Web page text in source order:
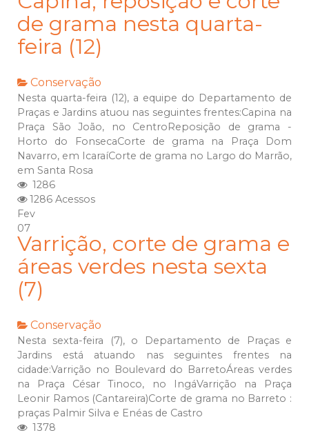
de grama nesta quarta-
feira (12)
Conservação
Nesta quarta-feira (12), a equipe do Departamento de
Praças e Jardins atuou nas seguintes frentes:Capina na
Praça São João, no CentroReposição de grama -
Horto do FonsecaCorte de grama na Praça Dom
Navarro, em IcaraíCorte de grama no Largo do Marrão,
em Santa Rosa
1286
1286 Acessos
Fev
07
Varrição, corte de grama e
áreas verdes nesta sexta
(7)
Conservação
Nesta sexta-feira (7), o Departamento de Praças e
Jardins está atuando nas seguintes frentes na
cidade:Varrição no Boulevard do BarretoÁreas verdes
na Praça César Tinoco, no IngáVarrição na Praça
Leonir Ramos (Cantareira)Corte de grama no Barreto :
praças Palmir Silva e Enéas de Castro
1378